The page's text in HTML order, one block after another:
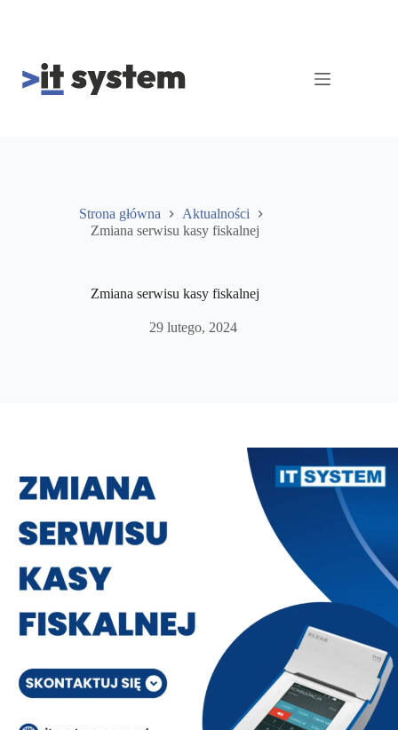
Strona główna
Aktualności
Zmiana serwisu kasy fiskalnej
Zmiana serwisu kasy fiskalnej
29 lutego, 2024